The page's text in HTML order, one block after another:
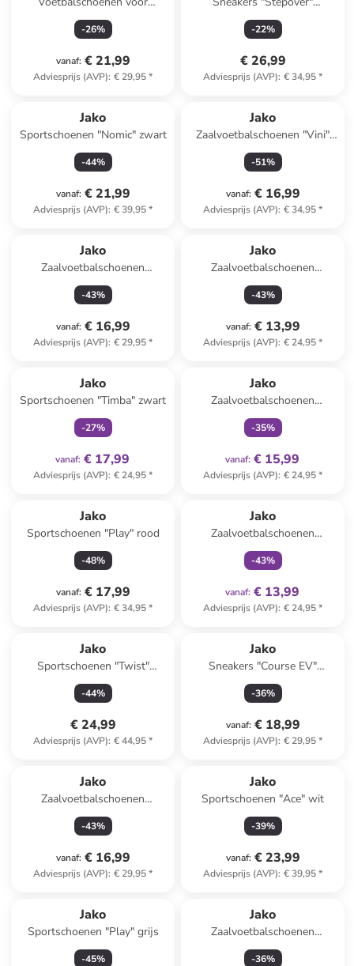
hardcourt "Signature"
zwart/wit
-26%
vanaf: € 21,99
Adviesprijs (AVP): € 29,95*
wit/groen
-22%
€ 26,99
Adviesprijs (AVP): € 34,95*
Jako
Sportschoenen "Nomic" zwart
-44%
vanaf: € 21,99
Adviesprijs (AVP): € 39,95*
Jako
Zaalvoetbalschoenen "Vini"
paars/zwart
-51%
vanaf: € 16,99
Adviesprijs (AVP): € 34,95*
Jako
Zaalvoetbalschoenen
"Finesto" roze
-43%
vanaf: € 16,99
Adviesprijs (AVP): € 29,95*
Jako
Zaalvoetbalschoenen
"Winger" roze
-43%
vanaf: € 13,99
Adviesprijs (AVP): € 24,95*
Jako
Sportschoenen "Timba" zwart
-27%
vanaf: € 17,99
Adviesprijs (AVP): € 24,95*
Jako
Zaalvoetbalschoenen
"Winger" groen
-35%
vanaf: € 15,99
Adviesprijs (AVP): € 24,95*
Jako
Sportschoenen "Play" rood
-48%
vanaf: € 17,99
Adviesprijs (AVP): € 34,95*
Jako
Zaalvoetbalschoenen
"Winger" zwart
-43%
vanaf: € 13,99
Adviesprijs (AVP): € 24,95*
Jako
Sportschoenen "Twist"
grijs/groen
-44%
€ 24,99
Adviesprijs (AVP): € 44,95*
Jako
Sneakers "Course EV"
roze/zwart
-36%
vanaf: € 18,99
Adviesprijs (AVP): € 29,95*
Jako
Zaalvoetbalschoenen
"Finesto" geel
-43%
vanaf: € 16,99
Adviesprijs (AVP): € 29,95*
Jako
Sportschoenen "Ace" wit
-39%
vanaf: € 23,99
Adviesprijs (AVP): € 39,95*
Jako
Sportschoenen "Play" grijs
-45%
Jako
Zaalvoetbalschoenen
"Finesto" donkerblauw
-36%